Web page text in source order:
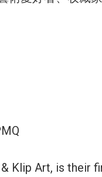
Klip Art, is their